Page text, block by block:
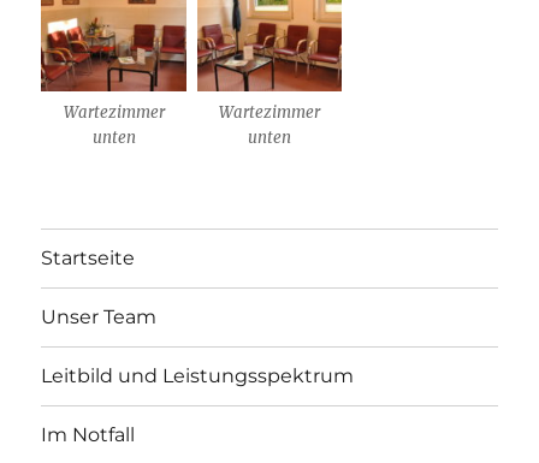
Wartezimmer
unten
Wartezimmer
unten
Startseite
Unser Team
Leitbild und Leistungsspektrum
Im Notfall